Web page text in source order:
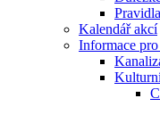
Kalendář akcí
Informace